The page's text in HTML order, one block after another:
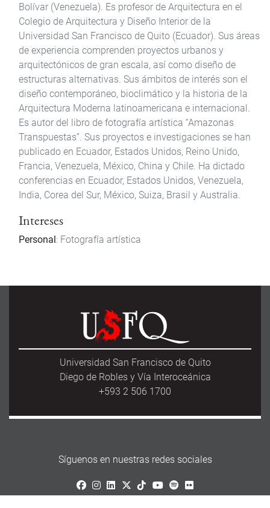
Bolívar (Venezuela). Es profesor de Arquitectura en el
Colegio de Arquitectura y Diseño Interior de la
Universidad San Francisco de Quito (Ecuador). Sus áreas
de experiencia comprenden proyectos urbanos y
arquitectónicos de gran escala, así como diseño de
estructuras alternativas. Sus ámbitos de interés son el
diseño contemporáneo, bioclimático y la historia de la
Arquitectura Moderna latinoamericana e internacional.
Es autor del libro de fotografía artística “Amazonas
Transpuestas”. Sus proyectos e investigaciones se han
publicado en Ecuador, Estados Unidos, Reino Unido,
Francia, Venezuela, México, China y Chile. Ha dictado
conferencias en Ecuador, Estados Unidos, Venezuela,
India, Corea del Sur, México, Suiza, Brasil y Australia.
Intereses
Personal: Fotografía artística
Universidad San Francisco de Quito
Diego de Robles y Vía Interoceánica
+593 2 506 1700
Síguenos en nuestras redes sociales